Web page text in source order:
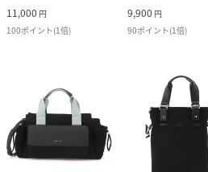
11,000 円
100ポイント(1倍)
9,900 円
90ポイント(1倍)